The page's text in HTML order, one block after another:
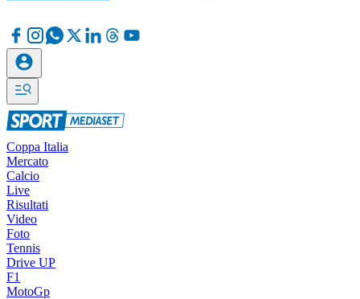
Coppa Italia
Mercato
Calcio
Live
Risultati
Video
Foto
Tennis
Drive UP
F1
MotoGp